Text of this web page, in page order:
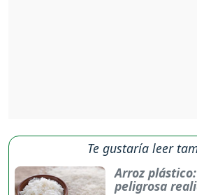
Te gustaría leer
Arroz
peligrosa